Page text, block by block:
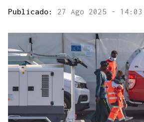
Publicado: 27 Ago 2025 - 14:03